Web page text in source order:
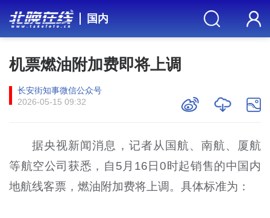
国内
机票燃油附加费即将上调
长安街知事微信公众号
2026-05-15 09:32
据央视新闻消息，记者从国航、南航、厦航
等航空公司获悉，自5月16日0时起销售的中国内
地航线客票，燃油附加费将上调。具体标准为：